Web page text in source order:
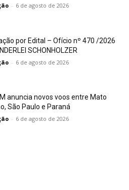
- 6 de agosto de 2026
por Edital – Ofício nº 470 /2026
SCHONHOLZER
- 6 de agosto de 2026
anuncia novos voos entre Mato
São Paulo e Paraná
- 6 de agosto de 2026